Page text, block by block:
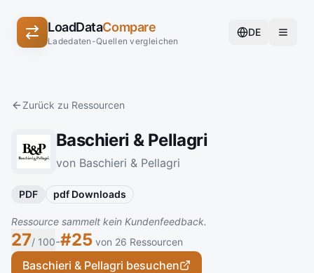
LoadDataCompare
Ladedaten-Quellen vergleichen
DE
Zurück zu Ressourcen
Baschieri & Pellagri
von Baschieri & Pellagri
PDF pdf Downloads
Ressource sammelt kein Kundenfeedback.
27/ 100-#25 von 26 Ressourcen
Baschieri & Pellagri besuchen